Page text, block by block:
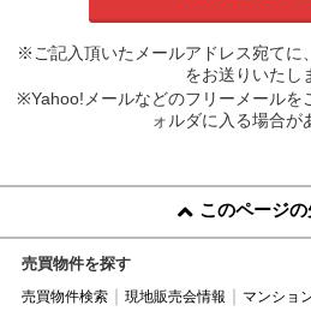
※ご記入頂いたメールアドレス宛てに
をお送りいたし
※Yahoo!メールなどのフリーメールを
ォルダに入る場合が
このページ
売買物件を探す
売買物件検索 現地販売会情報 マンショ